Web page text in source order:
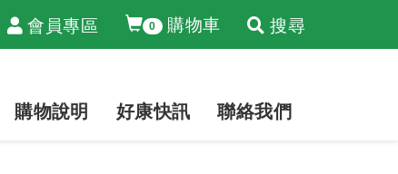
會員專區 0 購物車 搜尋
購物說明 好康快訊 聯絡我們